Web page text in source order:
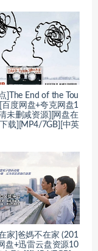
]The End of the Tou
百度网盘+夸克网盘1
未删减资源][网盘在
载][MP4/7GB][中英
家]爸媽不在家 (201
盘+迅雷云盘资源10